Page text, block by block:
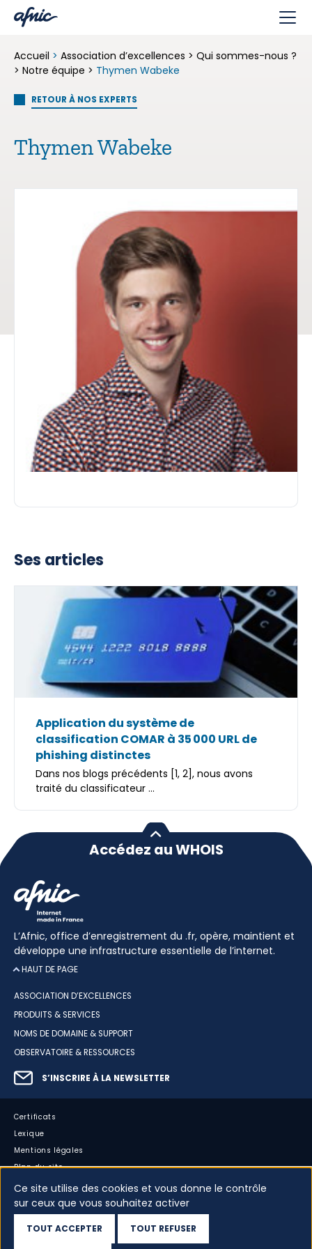
Accueil > Association d’excellences > Qui sommes-nous ?
> Notre équipe > Thymen Wabeke
RETOUR À NOS EXPERTS
Thymen Wabeke
Ses articles
Application du système de
classification COMAR à 35 000 URL de
phishing distinctes
Dans nos blogs précédents [1, 2], nous avons
traité du classificateur ...
Accédez au WHOIS
L’Afnic, office d’enregistrement du .fr, opère, maintient et
développe une infrastructure essentielle de l’internet.
HAUT DE PAGE
ASSOCIATION D’EXCELLENCES
PRODUITS & SERVICES
NOMS DE DOMAINE & SUPPORT
OBSERVATOIRE & RESSOURCES
S’INSCRIRE À LA NEWSLETTER
Certificats
Lexique
Mentions légales
Plan du site
Accessibilité : partiellement conforme
Cookies
Dispositif d’alerte
Panneau de gestion des cookies
Ce site utilise des cookies et vous donne le contrôle
sur ceux que vous souhaitez activer
TOUT ACCEPTER TOUT REFUSER